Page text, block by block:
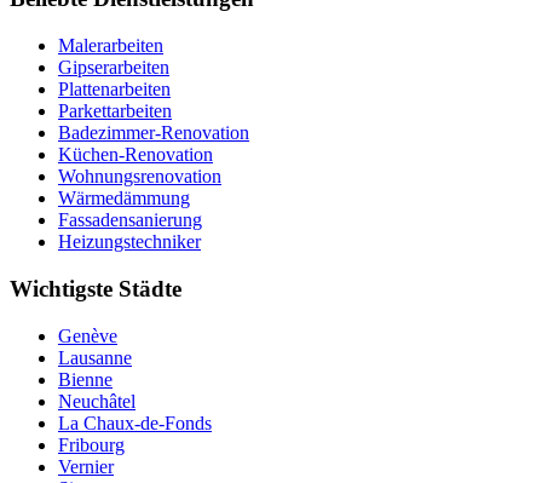
Malerarbeiten
Gipserarbeiten
Plattenarbeiten
Parkettarbeiten
Badezimmer-Renovation
Küchen-Renovation
Wohnungsrenovation
Wärmedämmung
Fassadensanierung
Heizungstechniker
Wichtigste Städte
Genève
Lausanne
Bienne
Neuchâtel
La Chaux-de-Fonds
Fribourg
Vernier